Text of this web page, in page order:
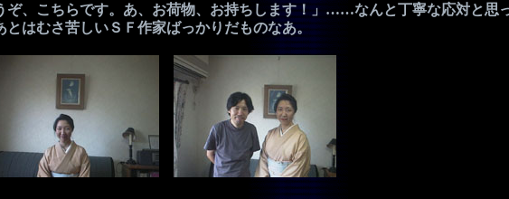
、こちらです。あ、お荷物、お持ちします！」……なんと丁寧な応対と思
はむさ苦しいＳＦ作家ばっかりだものなあ。